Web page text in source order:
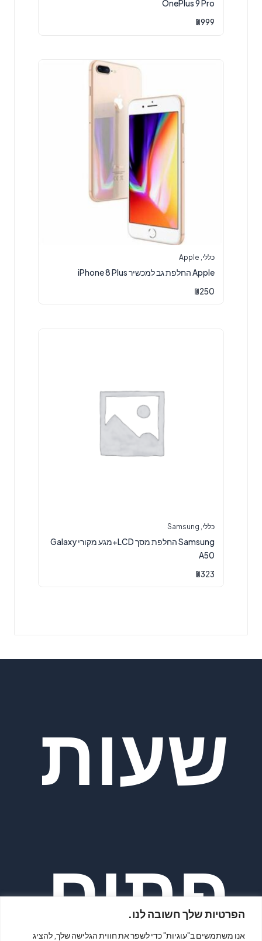
הפרטיות שלך חשובה לנו.
אנו משתמשים ב"עוגיות" כדי לשפר את חווית הגלישה שלך, להציג
OnePlus 9 Pro
₪999
כללי Apple
Apple החלפת גב למכשיר iPhone 8 Plus
₪250
כללי Samsung
Samsung החלפת מסך LCD+מגע מקורי Galaxy
A50
₪323
שעות
פתיח